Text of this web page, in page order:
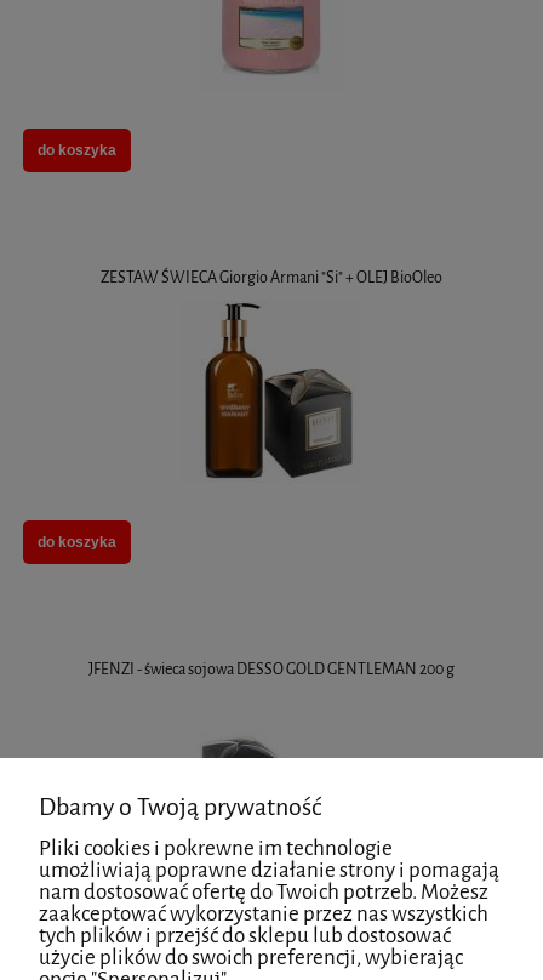
do koszyka
ZESTAW ŚWIECA Giorgio Armani "Si" + OLEJ BioOleo
do koszyka
JFENZI - świeca sojowa DESSO GOLD GENTLEMAN 200 g
do koszyka
Dbamy o Twoją prywatność
Pliki cookies i pokrewne im technologie
umożliwiają poprawne działanie strony i pomagają
nam dostosować ofertę do Twoich potrzeb. Możesz
zaakceptować wykorzystanie przez nas wszystkich
tych plików i przejść do sklepu lub dostosować
użycie plików do swoich preferencji, wybierając